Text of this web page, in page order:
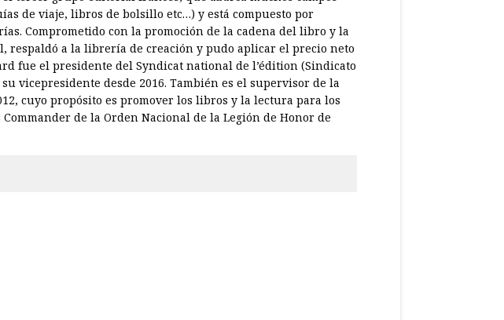
de viaje, libros de bolsillo etc…) y está compuesto por
Comprometido con la promoción de la cadena del libro y la
a la librería de creación y pudo aplicar el precio neto
fue el presidente del Syndicat national de l’édition (Sindicato
vicepresidente desde 2016. También es el supervisor de la
cuyo propósito es promover los libros y la lectura para los
de la Orden Nacional de la Legión de Honor de